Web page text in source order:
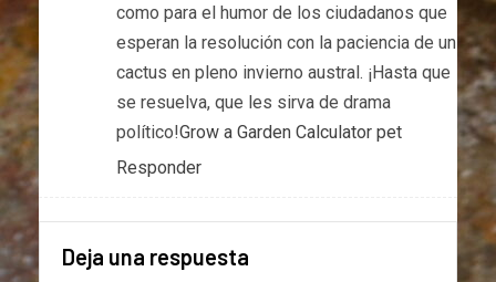
como para el humor de los ciudadanos que
esperan la resolución con la paciencia de un
cactus en pleno invierno austral. ¡Hasta que
se resuelva, que les sirva de drama
político!Grow a Garden Calculator pet
Responder
Deja una respuesta